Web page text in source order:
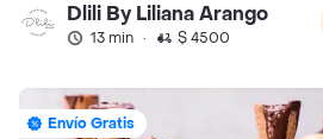
Dlili By Liliana Arango
13 min · $ 4500
Envío Gratis